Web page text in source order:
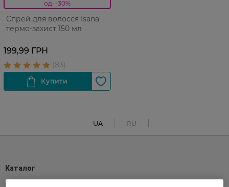
од. -30%
Спрей для волосся Isana
термо-захист 150 мл
199,99 ГРН
UA RU
Каталог